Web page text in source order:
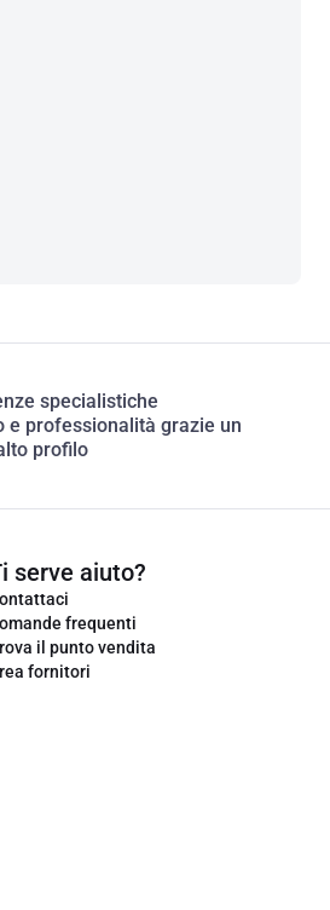
specialistiche
e professionalità grazie un
profilo
serve aiuto?
frequenti
il punto vendita
fornitori